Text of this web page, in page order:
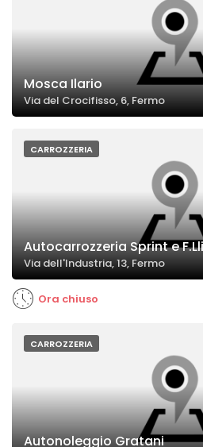
Mosca Ilario
Via del Crocifisso, 6, Fermo
CARROZZERIA
Autocarrozzeria Sprint e
Via dell'Industria, 13, Fermo
Ora chiuso
CARROZZERIA
Autonoleggio Gratani